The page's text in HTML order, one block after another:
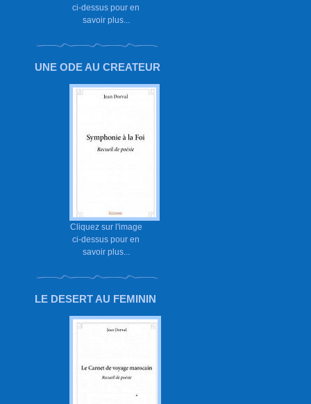
ci-dessus pour en
savoir plus...
UNE ODE AU CREATEUR
Cliquez sur l'image
ci-dessus pour en
savoir plus...
LE DESERT AU FEMININ